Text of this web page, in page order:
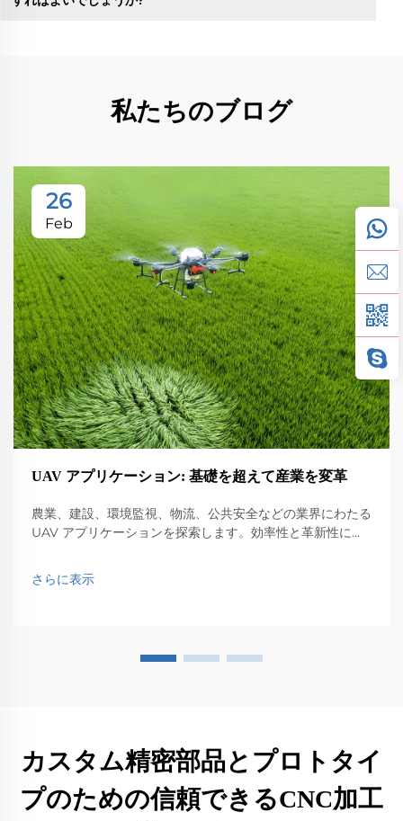
私たちのブログ
26
Feb
UAV アプリケーション: 基礎を超えて産業を変革
農業、建設、環境監視、物流、公共安全などの業界にわたる
UAV アプリケーションを探索します。効率性と革新性に与
さらに表示
カスタム精密部品とプロトタイ
プのための信頼できるCNC加工